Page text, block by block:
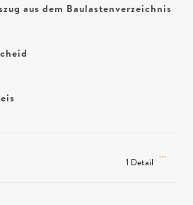
aus dem Baulastenverzeichnis
1 Detail